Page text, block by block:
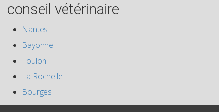
conseil vétérinaire
Nantes
Bayonne
Toulon
La Rochelle
Bourges